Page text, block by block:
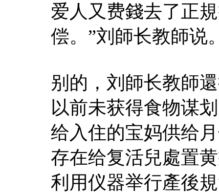
爱人又费錢去了正
偿。”刘師长教師说
别的，刘師长教師
以前未获得食物谋
给入住的宝妈供给
存在给复活兒處置
利用仪器举行產後